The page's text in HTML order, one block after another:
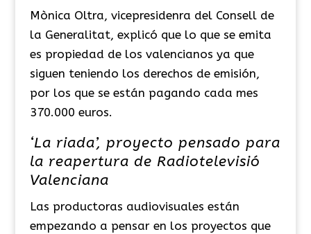
Mònica Oltra, vicepresidenra del Consell de
la Generalitat, explicó que lo que se emita
es propiedad de los valencianos ya que
siguen teniendo los derechos de emisión,
por los que se están pagando cada mes
370.000 euros.
‘La riada’, proyecto pensado para
la reapertura de Radiotelevisió
Valenciana
Las productoras audiovisuales están
empezando a pensar en los proyectos que